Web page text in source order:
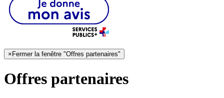
×Fermer la fenêtre "Offres partenaires"
Offres partenaires